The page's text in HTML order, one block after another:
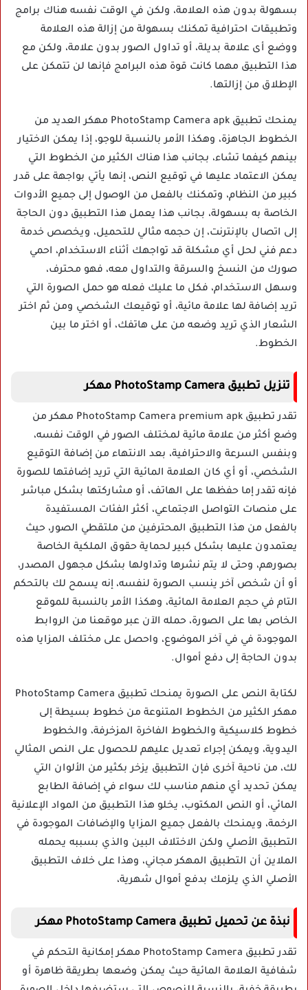
بسهولة بدون هذه العلامة، ولكن في الوقت نفسه هناك برامج
وتطبيقات احترافية تمكنك بسهولة من إزالة هذه العلامة
ووضع أى علامة بديلة، أو تداول الصور بدون علامة، ولكن مع
هذا التطبيق مهما كانت قوة هذه البرامج فإنها لن تتمكن على
الإطلاق من إزالتها.
يمنحك تطبيق PhotoStamp Camera apk مهكر العديد من
الخطوط الجاهزة، وهكذا الأمر بالنسبة للوجو، إذا يمكن الاختيار
بينهم كيفما تشاء، بجانب هذا هناك الكثير من الخطوط التي
يمكن الاعتماد عليها في توقيع النص، إنها يأتي بواجهة على قدر
كبير من النظام، وتمكنك بالفعل من الوصول إلى جميع الأدوات
الخاصة به بسهولة، بجانب هذا يعمل هذا التطبيق دون الحاجة
إلى اتصال بالإنترنت، إن حجمه مثالي للتحميل، ويخصص خدمة
دعم فني لحل أي مشكلة قد تواجهك أثناء الاستخدام، احمي
صورك من النسخ والسرقة والتداول معه، فهو محترف،
وسهل الاستخدام، فكل ما عليك فعله هو حمل الصورة التي
تريد إضافة لها علامة مائية، أو توقيعك الشخصي ومن ثم اختر
الشعار الذي تريد وضعه من على هاتفك، أو اختر ما بين
الخطوط.
تنزيل تطبيق PhotoStamp Camera مهكر
تقدر تطبيق PhotoStamp Camera premium apk مهكر من
وضع أكثر من علامة مائية لمختلف الصور في الوقت نفسه،
وبنفس السرعة والاحترافية، بعد الانتهاء من إضافة التوقيع
الشخصي، أو أي كان العلامة المائية التي تريد إضافتها للصورة
فإنه تقدر إما حفظها على الهاتف، أو مشاركتها بشكل مباشر
على منصات التواصل الاجتماعي، أكثر الفئات المستفيدة
بالفعل من هذا التطبيق المحترفين من ملتقطي الصور، حيث
يعتمدون عليها بشكل كبير لحماية حقوق الملكية الخاصة
بصورهم، وحتى لا يتم نشرها وتداولها بشكل مجهول المصدر،
أو أن شخص آخر ينسب الصورة لنفسه، إنه يسمح لك بالتحكم
التام في حجم العلامة المائية، وهكذا الأمر بالنسبة للموقع
الخاص بها على الصورة، حمله الآن عبر موقعنا من الروابط
الموجودة في في آخر الموضوع، واحصل على مختلف المزايا هذه
بدون الحاجة إلى دفع أموال.
لكتابة النص على الصورة يمنحك تطبيق PhotoStamp Camera
مهكر الكثير من الخطوط المتنوعة من خطوط بسيطة إلى
خطوط كلاسيكية والخطوط الفاخرة المزخرفة، والخطوط
اليدوية، ويمكن إجراء تعديل عليهم للحصول على النص المثالي
لك، من ناحية آخرى فإن التطبيق يزخر بكثير من الألوان التي
يمكن تحديد أي منهم مناسب لك سواء في إضافة الطابع
المائي، أو النص المكتوب، يخلو هذا التطبيق من المواد الإعلانية
الرخمة، ويمنحك بالفعل جميع المزايا والإضافات الموجودة في
التطبيق الأصلي ولكن الاختلاف البين والذي بسببه يحمله
الملاين أن التطبيق المهكر مجاني، وهذا على خلاف التطبيق
الأصلي الذي يلزمك بدفع أموال شهرية،
نبذة عن تحميل تطبيق PhotoStamp Camera مهكر
تقدر تطبيق PhotoStamp Camera مهكر إمكانية التحكم في
شفافية العلامة المائية حيث يمكن وضعها بطريقة ظاهرة أو